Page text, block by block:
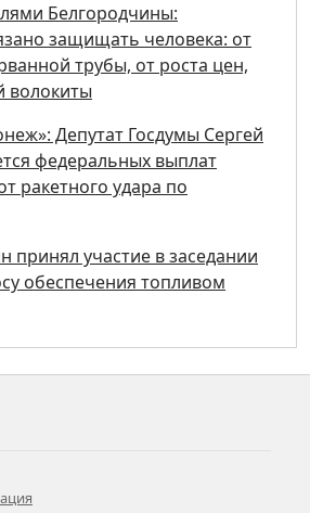
Белгородчины:
защищать человека: от
трубы, от роста цен,
волокиты
Депутат Госдумы Сергей
федеральных выплат
ракетного удара по
принял участие в заседании
обеспечения топливом